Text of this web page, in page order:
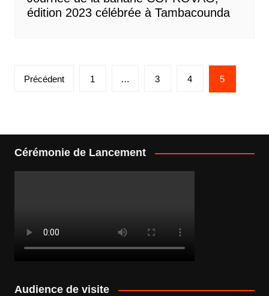
édition 2023 célébrée à Tambacounda
Pagination
Précédent 1 … 3 4 5
Cérémonie de Lancement
Audience de visite